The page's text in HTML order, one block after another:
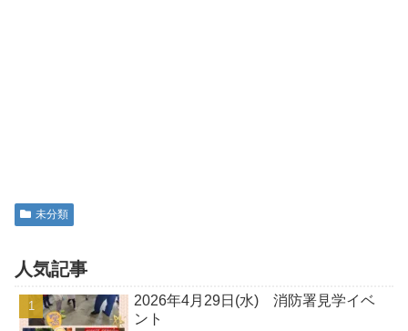
未分類
人気記事
2026年4月29日(水) 消防署見学イベ
ント